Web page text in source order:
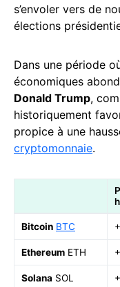
s’envoler vers de
élections
Dans une période
économiques
Donald Trump,
historiquement
propice à une
cryptomonnaie.
Bitcoin BTC
Ethereum ETH
Solana SOL